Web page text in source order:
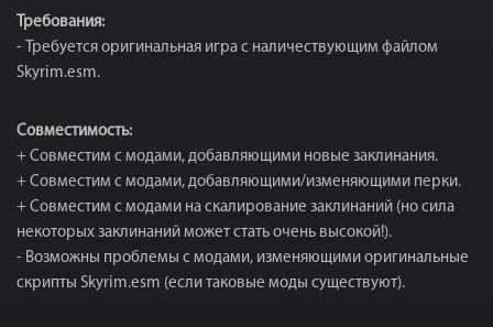
Требования:
- Требуется оригинальная игра с наличествующим файлом
Skyrim.esm.
Совместимость:
+ Совместим с модами, добавляющими новые заклинания.
+ Совместим с модами, добавляющими/изменяющими перки.
+ Совместим с модами на скалирование заклинаний (но сила
некоторых заклинаний может стать очень высокой!).
- Возможны проблемы с модами, изменяющими оригинальные
скрипты Skyrim.esm (если таковые моды существуют).